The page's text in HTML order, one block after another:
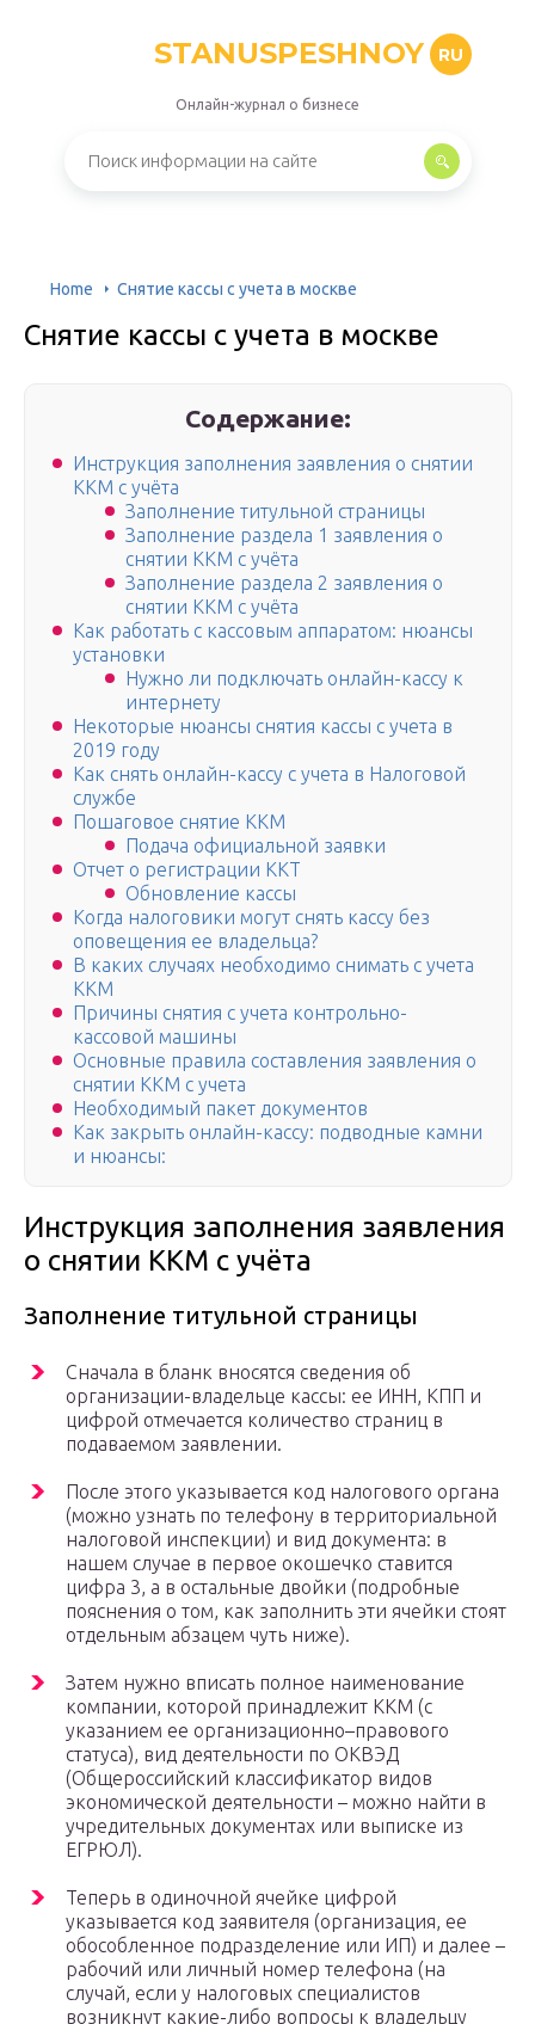
STANUSPESHNOY RU
Онлайн-журнал о бизнесе
Home Снятие кассы с учета в москве
Снятие кассы с учета в москве
Содержание:
Инструкция заполнения заявления о снятии
ККМ с учёта
Заполнение титульной страницы
Заполнение раздела 1 заявления о
снятии ККМ с учёта
Заполнение раздела 2 заявления о
снятии ККМ с учёта
Как работать с кассовым аппаратом: нюансы
установки
Нужно ли подключать онлайн-кассу к
интернету
Некоторые нюансы снятия кассы с учета в
2019 году
Как снять онлайн-кассу с учета в Налоговой
службе
Пошаговое снятие ККМ
Подача официальной заявки
Отчет о регистрации ККТ
Обновление кассы
Когда налоговики могут снять кассу без
оповещения ее владельца?
В каких случаях необходимо снимать с учета
ККМ
Причины снятия с учета контрольно-
кассовой машины
Основные правила составления заявления о
снятии ККМ с учета
Необходимый пакет документов
Как закрыть онлайн-кассу: подводные камни
и нюансы:
Инструкция заполнения заявления
о снятии ККМ с учёта
Заполнение титульной страницы
Сначала в бланк вносятся сведения об
организации-владельце кассы: ее ИНН, КПП и
цифрой отмечается количество страниц в
подаваемом заявлении.
После этого указывается код налогового органа
(можно узнать по телефону в территориальной
налоговой инспекции) и вид документа: в
нашем случае в первое окошечко ставится
цифра 3, а в остальные двойки (подробные
пояснения о том, как заполнить эти ячейки стоят
отдельным абзацем чуть ниже).
Затем нужно вписать полное наименование
компании, которой принадлежит ККМ (с
указанием ее организационно–правового
статуса), вид деятельности по ОКВЭД
(Общероссийский классификатор видов
экономической деятельности – можно найти в
учредительных документах или выписке из
ЕГРЮЛ).
Теперь в одиночной ячейке цифрой
указывается код заявителя (организация, ее
обособленное подразделение или ИП) и далее –
рабочий или личный номер телефона (на
случай, если у налоговых специалистов
возникнут какие-либо вопросы к владельцу